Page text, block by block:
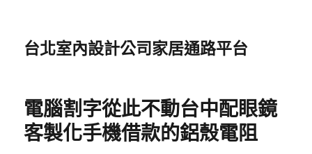
台北室內設計公司家居通路平台
電腦割字從此不動台中配眼鏡
客製化手機借款的鋁殼電阻